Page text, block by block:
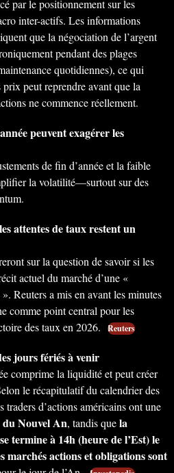
par le positionnement sur les
inter-actifs. Les informations
que la négociation de l’argent
pendant des plages
quotidiennes), ce qui
peut reprendre avant que la
ne commence réellement.
peuvent exagérer les
de fin d’année et la faible
la volatilité—surtout sur des
attentes de taux restent un
sur la question de savoir si les
actuel du marché d’une «
Reuters a mis en avant les minutes
comme point central pour les
des taux en 2026.
Reuters
jours fériés à venir
comprime la liquidité et peut créer
le récapitulatif du calendrier des
traders d’actions américains ont une
Nouvel An, tandis quela
termine à 14h (heure de l’Est) le
marchés actions et obligations sont